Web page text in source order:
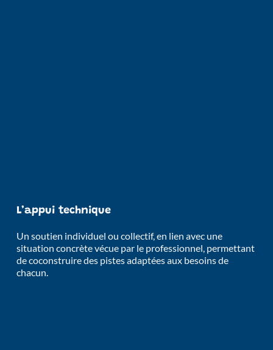
L’appui technique
Un soutien individuel ou collectif, en lien avec une
situation concrète vécue par le professionnel, permettant
de coconstruire des pistes adaptées aux besoins de
chacun.